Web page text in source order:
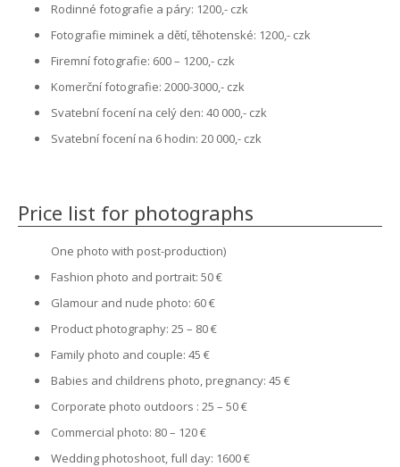
PHOTOREPORTS
MBPFW SS18
Sraz Ford Team CZ/SK 2019
Sraz Ford Team CZ/SK 2017
Sport-Technik Bohemia
INTERBEAUTY Souboj Nevěst
ENY ATELIER Opening
FASHION LOOKBOOKS
COUPLE PHOTOS | FAMILY
PRODUCT PHOTOS
Rodinné fotografie a páry: 1200,- czk
Fotografie miminek a dětí, těhotenské: 1200,- czk
Firemní fotografie: 600 – 1200,- czk
Komerční fotografie: 2000-3000,- czk
Svatební focení na celý den: 40 000,- czk
Svatební focení na 6 hodin: 20 000,- czk
Price list for photographs
One photo with post-production)
Fashion photo and portrait: 50 €
Glamour and nude photo: 60 €
Product photography: 25 – 80 €
Family photo and couple: 45 €
Babies and childrens photo, pregnancy: 45 €
Corporate photo outdoors : 25 – 50 €
Commercial photo: 80 – 120 €
Wedding photoshoot, full day: 1600 €